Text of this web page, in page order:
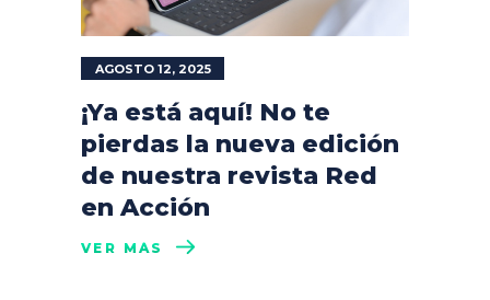
AGOSTO 12, 2025
¡Ya está aquí! No te
pierdas la nueva edición
de nuestra revista Red
en Acción
VER MÁS